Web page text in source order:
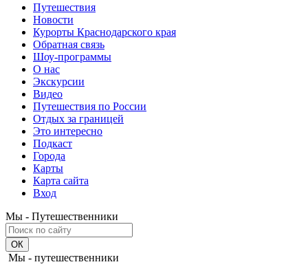
Путешествия
Новости
Курорты Краснодарского края
Обратная связь
Шоу-программы
О нас
Экскурсии
Видео
Путешествия по России
Отдых за границей
Это интересно
Подкаст
Города
Карты
Карта сайта
Вход
Мы - Путешественники
Мы - путешественники